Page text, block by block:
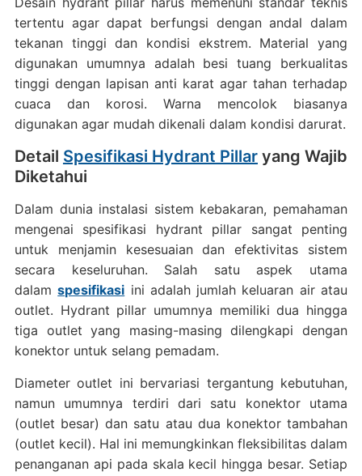
tertentu agar dapat berfungsi dengan andal dalam
tekanan tinggi dan kondisi ekstrem. Material yang
digunakan umumnya adalah besi tuang berkualitas
tinggi dengan lapisan anti karat agar tahan terhadap
cuaca dan korosi. Warna mencolok biasanya
digunakan agar mudah dikenali dalam kondisi darurat.
Detail Spesifikasi Hydrant Pillar yang Wajib
Diketahui
Dalam dunia instalasi sistem kebakaran, pemahaman
mengenai spesifikasi hydrant pillar sangat penting
untuk menjamin kesesuaian dan efektivitas sistem
secara keseluruhan. Salah satu aspek utama
dalamspesifikasi ini adalah jumlah keluaran air atau
outlet. Hydrant pillar umumnya memiliki dua hingga
tiga outlet yang masing-masing dilengkapi dengan
konektor untuk selang pemadam.
Diameter outlet ini bervariasi tergantung kebutuhan,
namun umumnya terdiri dari satu konektor utama
(outlet besar) dan satu atau dua konektor tambahan
(outlet kecil). Hal ini memungkinkan fleksibilitas dalam
penanganan api pada skala kecil hingga besar. Setiap